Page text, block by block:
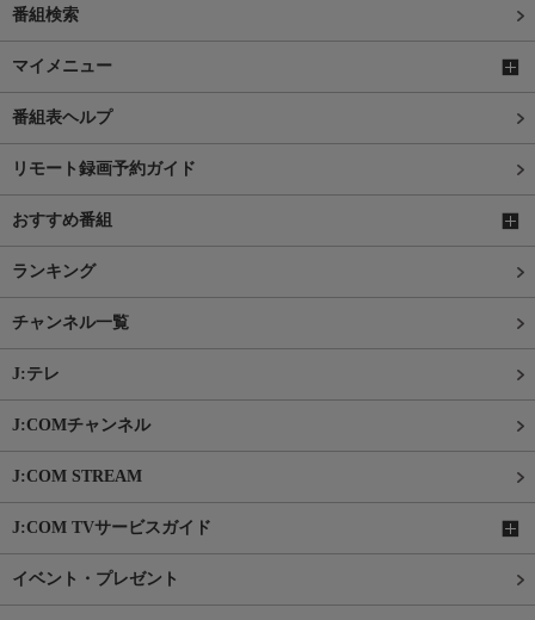
番組検索
マイメニュー
番組表ヘルプ
リモート録画予約ガイド
おすすめ番組
ランキング
チャンネル一覧
J:テレ
J:COMチャンネル
J:COM STREAM
J:COM TVサービスガイド
イベント・プレゼント